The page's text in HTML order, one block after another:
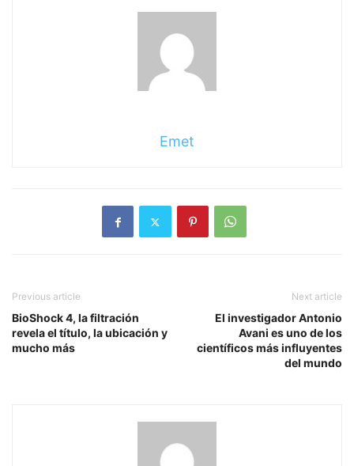
Emet
Previous article
BioShock 4, la filtración
revela el título, la ubicación y
mucho más
Next article
El investigador Antonio
Avani es uno de los
científicos más influyentes
del mundo